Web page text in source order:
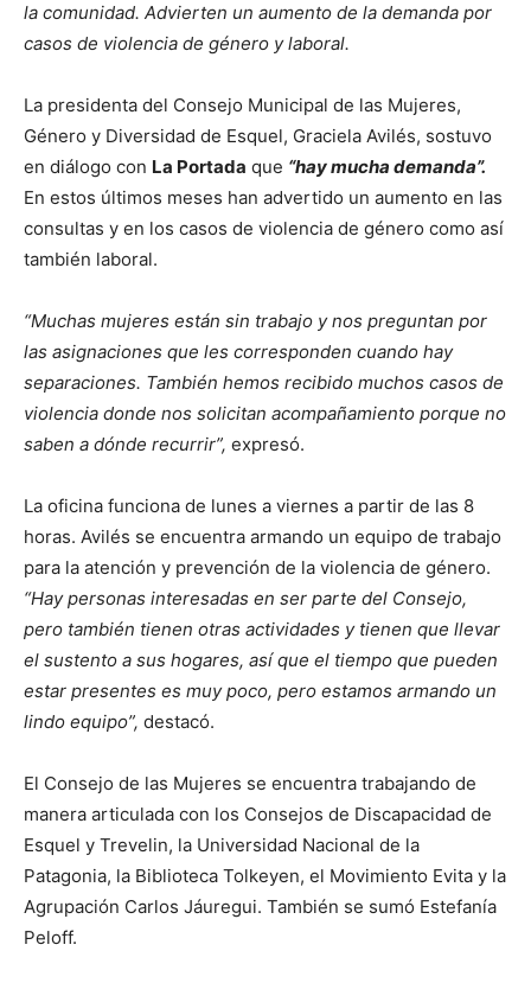
la comunidad. Advierten un aumento de la demanda por
casos de violencia de género y laboral.
La presidenta del Consejo Municipal de las Mujeres,
Género y Diversidad de Esquel, Graciela Avilés, sostuvo
en diálogo con La Portada que “hay mucha demanda”.
En estos últimos meses han advertido un aumento en las
consultas y en los casos de violencia de género como así
también laboral.
“Muchas mujeres están sin trabajo y nos preguntan por
las asignaciones que les corresponden cuando hay
separaciones. También hemos recibido muchos casos de
violencia donde nos solicitan acompañamiento porque no
saben a dónde recurrir”, expresó.
La oficina funciona de lunes a viernes a partir de las 8
horas. Avilés se encuentra armando un equipo de trabajo
para la atención y prevención de la violencia de género.
“Hay personas interesadas en ser parte del Consejo,
pero también tienen otras actividades y tienen que llevar
el sustento a sus hogares, así que el tiempo que pueden
estar presentes es muy poco, pero estamos armando un
lindo equipo”, destacó.
El Consejo de las Mujeres se encuentra trabajando de
manera articulada con los Consejos de Discapacidad de
Esquel y Trevelin, la Universidad Nacional de la
Patagonia, la Biblioteca Tolkeyen, el Movimiento Evita y la
Agrupación Carlos Jáuregui. También se sumó Estefanía
Peloff.